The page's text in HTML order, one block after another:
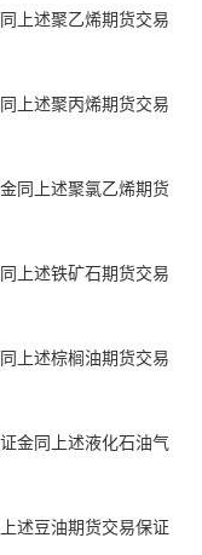
上述聚乙烯期货交易
上述聚丙烯期货交易
同上述聚氯乙烯期货
上述铁矿石期货交易
上述棕榈油期货交易
金同上述液化石油气
述豆油期货交易保证